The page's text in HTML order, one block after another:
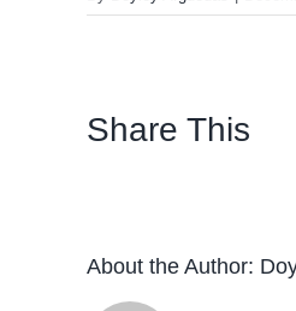
Share This
About the Author: